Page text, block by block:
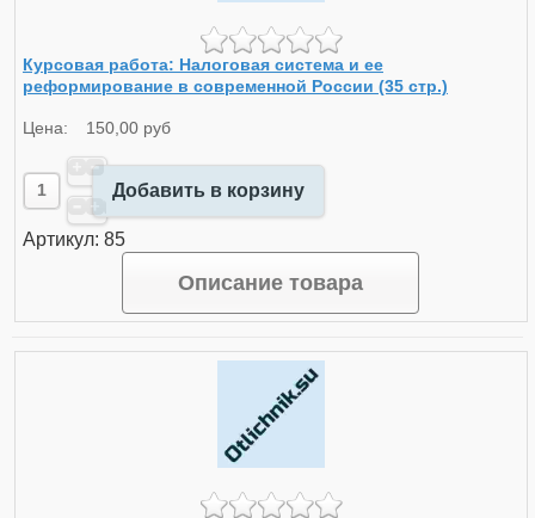
Курсовая работа: Налоговая система и ее
реформирование в современной России (35 стр.)
Цена: 150,00 руб
Добавить в корзину
Артикул: 85
Описание товара